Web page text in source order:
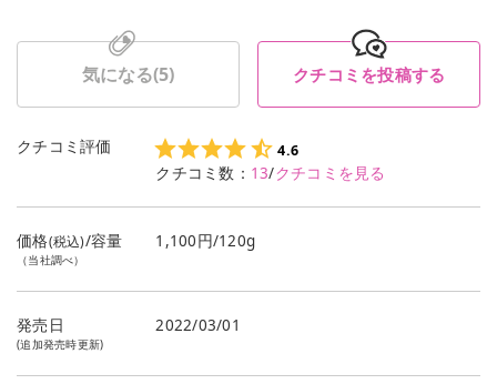
気になる(5) クチコミを投稿する
クチコミ評価 4.6
クチコミ数： 13/クチコミを見る
価格(税込)/容量
（当社調べ）
1,100円/120g
発売日
(追加発売時更新)
2022/03/01